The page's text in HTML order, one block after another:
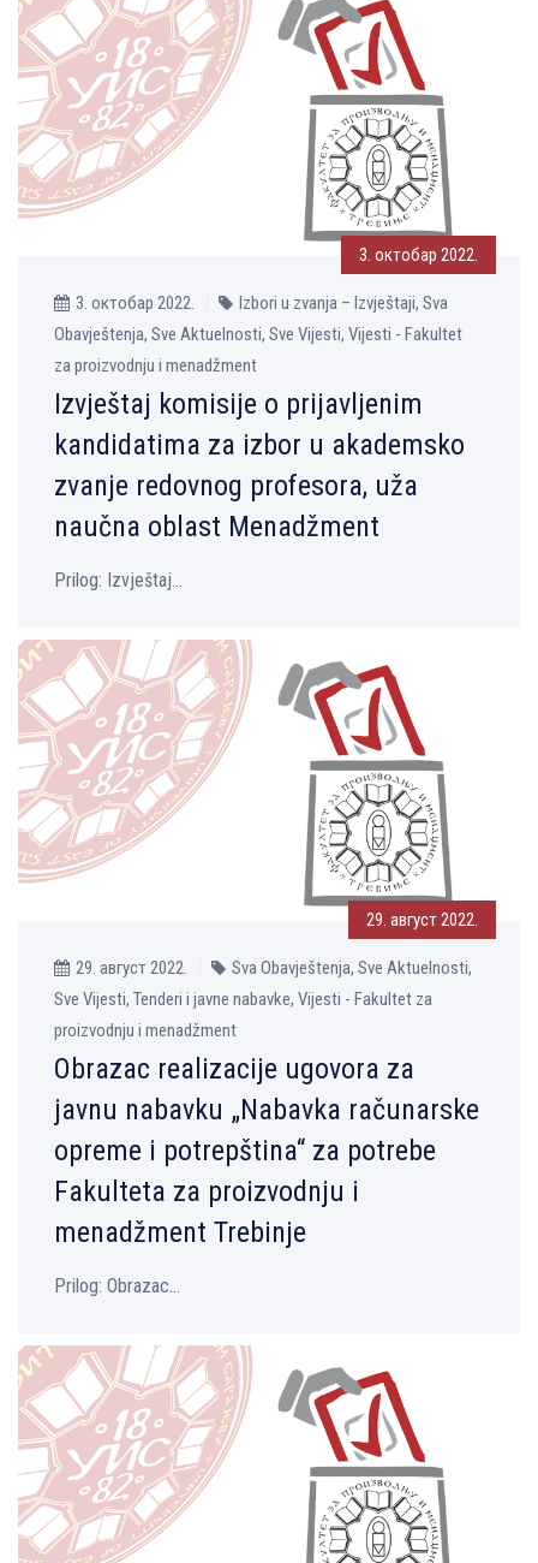
3. октобар 2022.
3. октобар 2022.
Izbori u zvanja – Izvještaji, Sva
Obavještenja, Sve Aktuelnosti, Sve Vijesti, Vijesti - Fakultet
za proizvodnju i menadžment
Izvještaj komisije o prijavljenim
kandidatima za izbor u akademsko
zvanje redovnog profesora, uža
naučna oblast Menadžment
Prilog: Izvještaj...
29. август 2022.
29. август 2022.
Sva Obavještenja, Sve Aktuelnosti,
Sve Vijesti, Tenderi i javne nabavke, Vijesti - Fakultet za
proizvodnju i menadžment
Obrazac realizacije ugovora za
javnu nabavku „Nabavka računarske
opreme i potrepština“ za potrebe
Fakulteta za proizvodnju i
menadžment Trebinje
Prilog: Obrazac...